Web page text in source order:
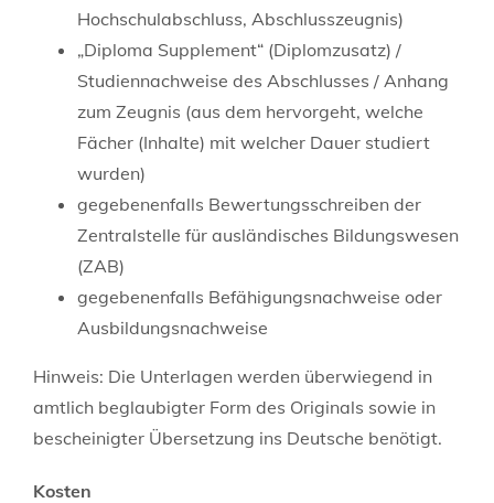
Hochschulabschluss, Abschlusszeugnis)
„Diploma Supplement“ (Diplomzusatz) /
Studiennachweise des Abschlusses / Anhang
zum Zeugnis (aus dem hervorgeht, welche
Fächer (Inhalte) mit welcher Dauer studiert
wurden)
gegebenenfalls Bewertungsschreiben der
Zentralstelle für ausländisches Bildungswesen
(ZAB)
gegebenenfalls Befähigungsnachweise oder
Ausbildungsnachweise
Hinweis: Die Unterlagen werden überwiegend in
amtlich beglaubigter Form des Originals sowie in
bescheinigter Übersetzung ins Deutsche benötigt.
Kosten